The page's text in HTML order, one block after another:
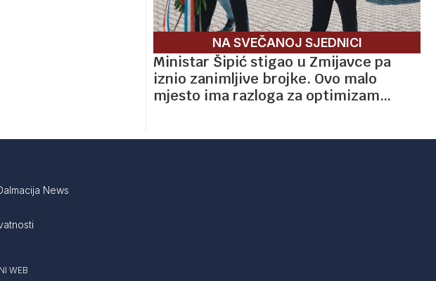
NA SVEČANOJ SJEDNICI
Ministar Šipić stigao u Zmijavce pa
iznio zanimljive brojke. Ovo malo
mjesto ima razloga za optimizam…
News
WEB